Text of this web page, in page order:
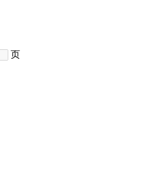
页